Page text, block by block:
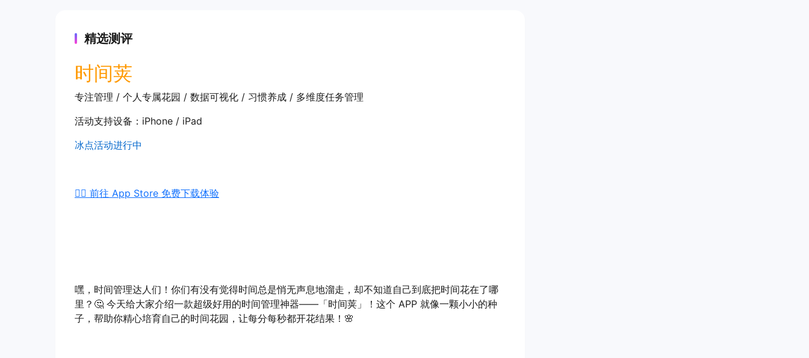
精选测评
时间荚
专注管理 / 个人专属花园 / 数据可视化 / 习惯养成 / 多维度任务管理
活动支持设备：iPhone / iPad
冰点活动进行中
👉🏻 前往 App Store 免费下载体验
嘿，时间管理达人们！你们有没有觉得时间总是悄无声息地溜走，却不知道自己到底把时间花在了哪
里？🤔 今天给大家介绍一款超级好用的时间管理神器——「时间荚」！这个 APP 就像一颗小小的种
子，帮助你精心培育自己的时间花园，让每分每秒都开花结果！🌸